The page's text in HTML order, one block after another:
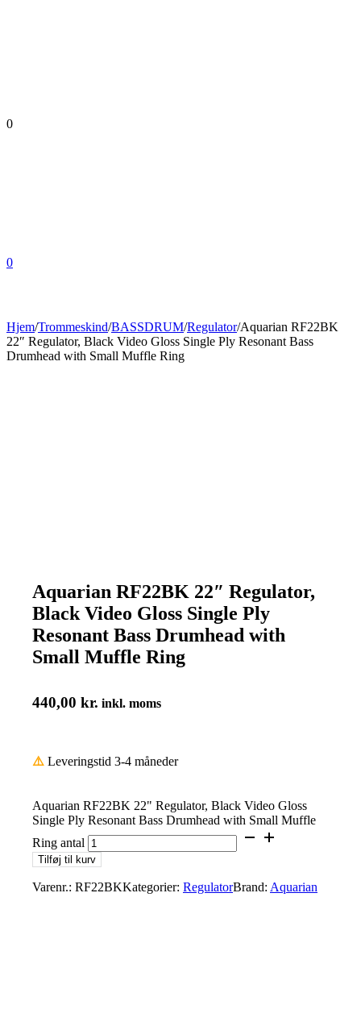
0
0
Hjem/Trommeskind/BASSDRUM/Regulator/Aquarian RF22BK
22″ Regulator, Black Video Gloss Single Ply Resonant Bass
Drumhead with Small Muffle Ring
Aquarian RF22BK 22″ Regulator,
Black Video Gloss Single Ply
Resonant Bass Drumhead with
Small Muffle Ring
440,00 kr. inkl. moms
⚠️ Leveringstid 3-4 måneder
Aquarian RF22BK 22" Regulator, Black Video Gloss
Single Ply Resonant Bass Drumhead with Small Muffle
Ring antal
Tilføj til kurv
Varenr.: RF22BKKategorier: RegulatorBrand: Aquarian